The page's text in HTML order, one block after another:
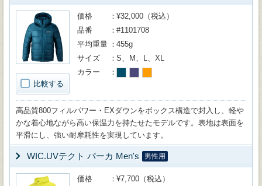
比較する
価格
¥32,000（税込）
品番
#1101708
平均重量
455g
サイズ
S、M、L、XL
カラー
高品質800フィルパワー・EXダウンをボックス構造で封入し、軽や
かな着心地ながら高い保温力を持たせたモデルです。表地は表面を
平滑にし、強い耐摩耗性を実現しています。
WIC.UVテクト パーカ Men's 男性用
価格
¥7,700（税込）